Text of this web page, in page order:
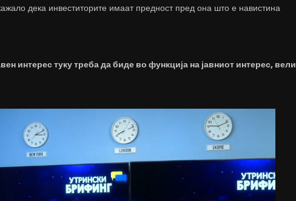
дека инвеститорите имаат предност пред она што е навистина
интерес туку треба да биде во функција на јавниот интерес, вели